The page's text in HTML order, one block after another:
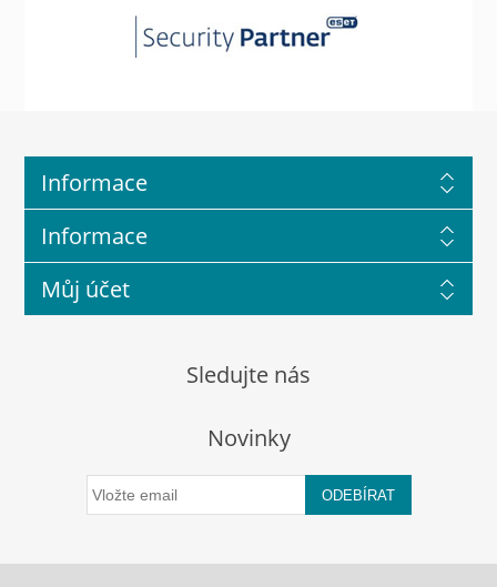
Informace
Informace
Můj účet
Sledujte nás
Novinky
ODEBÍRAT